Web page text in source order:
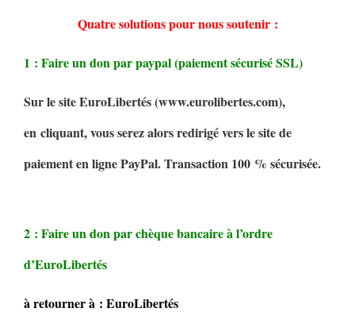
Quatre solutions pour nous soutenir :
1 : Faire un don par paypal (paiement sécurisé SSL)
Sur le site EuroLibertés (www.eurolibertes.com),
en cliquant, vous serez alors redirigé vers le site de
paiement en ligne PayPal. Transaction 100 % sécurisée.
2 : Faire un don par chèque bancaire à l’ordre
d’EuroLibertés
à retourner à : EuroLibertés